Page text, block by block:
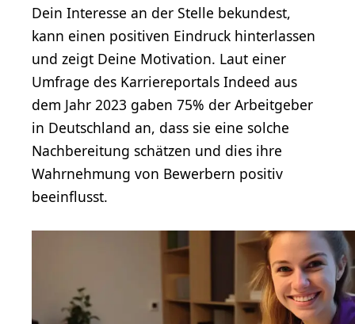
Dein Interesse an der Stelle bekundest,
kann einen positiven Eindruck hinterlassen
und zeigt Deine Motivation. Laut einer
Umfrage des Karriereportals Indeed aus
dem Jahr 2023 gaben 75% der Arbeitgeber
in Deutschland an, dass sie eine solche
Nachbereitung schätzen und dies ihre
Wahrnehmung von Bewerbern positiv
beeinflusst.